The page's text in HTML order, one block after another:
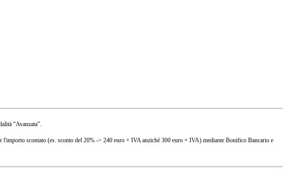
“Avanzata”.
l'importo scontato (es. sconto del 20% -> 240 euro + IVA anziché 300 euro + IVA) mediante Bonifico Bancario e